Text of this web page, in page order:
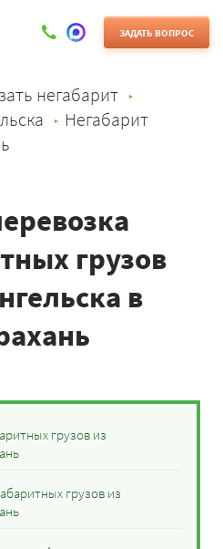
ЗАДАТЬ ВОПРОС
негабарит
Негабарит
грузов
в
грузов из
грузов из